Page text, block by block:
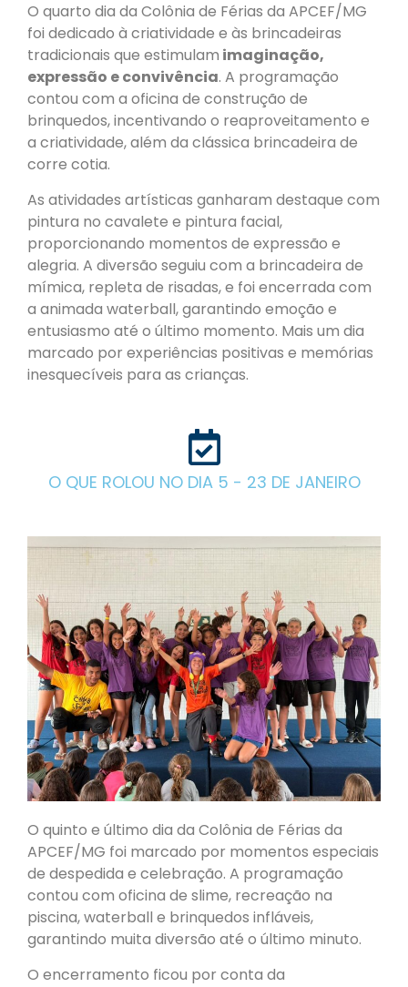
O quarto dia da Colônia de Férias da APCEF/MG
foi dedicado à criatividade e às brincadeiras
tradicionais que estimulam imaginação,
expressão e convivência. A programação
contou com a oficina de construção de
brinquedos, incentivando o reaproveitamento e
a criatividade, além da clássica brincadeira de
corre cotia.
As atividades artísticas ganharam destaque com
pintura no cavalete e pintura facial,
proporcionando momentos de expressão e
alegria. A diversão seguiu com a brincadeira de
mímica, repleta de risadas, e foi encerrada com
a animada waterball, garantindo emoção e
entusiasmo até o último momento. Mais um dia
marcado por experiências positivas e memórias
inesquecíveis para as crianças.
O QUE ROLOU NO DIA 5 - 23 DE JANEIRO
O quinto e último dia da Colônia de Férias da
APCEF/MG foi marcado por momentos especiais
de despedida e celebração. A programação
contou com oficina de slime, recreação na
piscina, waterball e brinquedos infláveis,
garantindo muita diversão até o último minuto.
O encerramento ficou por conta da